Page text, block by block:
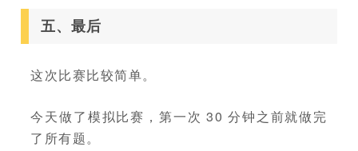
五、最后
这次比赛比较简单。
今天做了模拟比赛，第一次 30 分钟之前就做完
了所有题。